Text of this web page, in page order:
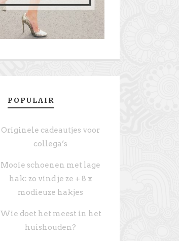
POPULAIR
Originele cadeautjes voor
collega’s
Mooie schoenen met lage
hak: zo vind je ze + 8 x
modieuze hakjes
Wie doet het meest in het
huishouden?